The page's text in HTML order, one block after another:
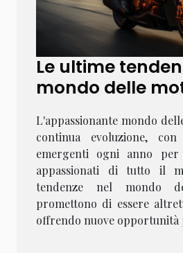
Le ultime
mondo delle
L'appassionante mondo
continua evoluzione,
emergenti ogni anno per
appassionati di tutto il
tendenze nel mondo
promettono di essere
offrendo nuove opportunità